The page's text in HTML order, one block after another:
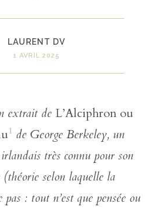
LAURENT DV
1 AVRIL 2025
extrait de L’Alciphron ou
1 de George Berkeley, un
très connu pour son
selon laquelle la
pas : tout n’est que pensée ou